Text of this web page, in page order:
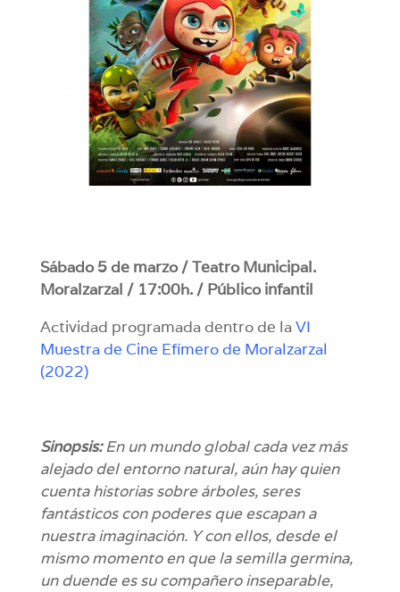
Sábado 5 de marzo / Teatro Municipal.
Moralzarzal / 17:00h. / Público infantil
Actividad programada dentro de laVI
Muestra de Cine Efímero de Moralzarzal
(2022)
Sinopsis:En un mundo global cada vez más
alejado del entorno natural, aún hay quien
cuenta historias sobre árboles, seres
fantásticos con poderes que escapan a
nuestra imaginación. Y con ellos, desde el
mismo momento en que la semilla germina,
un duende es su compañero inseparable,